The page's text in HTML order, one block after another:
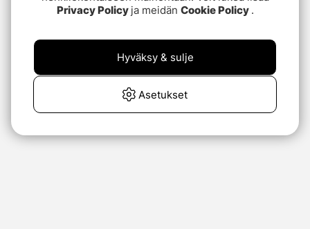
Privacy Policy ja meidän Cookie Policy .
Asetukset
Hyväksy & sulje